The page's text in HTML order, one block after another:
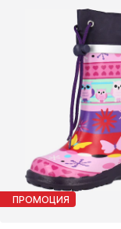
ПРОМОЦИЯ